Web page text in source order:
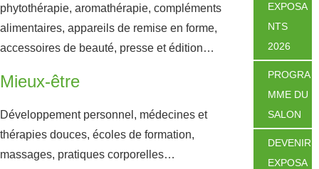
phytothérapie, aromathérapie, compléments
alimentaires, appareils de remise en forme,
accessoires de beauté, presse et édition…
Mieux-être
Développement personnel, médecines et
thérapies douces, écoles de formation,
massages, pratiques corporelles…
EXPOSA
NTS
2026
PROGRA
MME DU
SALON
DEVENIR
EXPOSA